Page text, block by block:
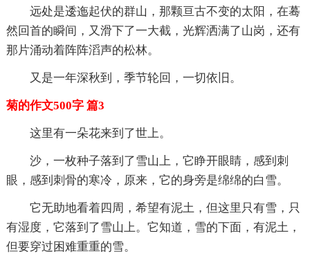
远处是逶迤起伏的群山，那颗亘古不变的太阳，在蓦
然回首的瞬间，又滑下了一大截，光辉洒满了山岗，还有
那片涌动着阵阵滔声的松林。
又是一年深秋到，季节轮回，一切依旧。
菊的作文500字 篇3
这里有一朵花来到了世上。
沙，一枚种子落到了雪山上，它睁开眼睛，感到刺
眼，感到刺骨的寒冷，原来，它的身旁是绵绵的白雪。
它无助地看着四周，希望有泥土，但这里只有雪，只
有湿度，它落到了雪山上。它知道，雪的下面，有泥土，
但要穿过困难重重的雪。